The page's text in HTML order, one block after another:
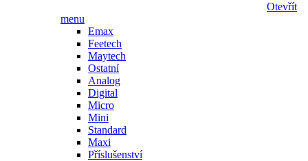
Otevřít
menu
Emax
Feetech
Maytech
Ostatní
Analog
Digital
Micro
Mini
Standard
Maxi
Příslušenství